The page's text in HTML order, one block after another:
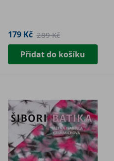
179 Kč 289 Kč
Přidat do košíku